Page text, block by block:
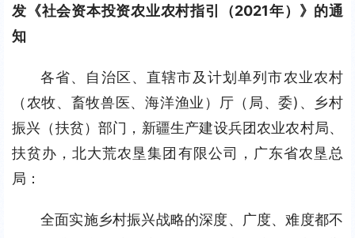
发《社会资本投资农业农村指引（2021年）》的通
知
各省、自治区、直辖市及计划单列市农业农村
（农牧、畜牧兽医、海洋渔业）厅（局、委)、乡村
振兴（扶贫）部门，新疆生产建设兵团农业农村局、
扶贫办，北大荒农垦集团有限公司，广东省农垦总
局：
全面实施乡村振兴战略的深度、广度、难度都不